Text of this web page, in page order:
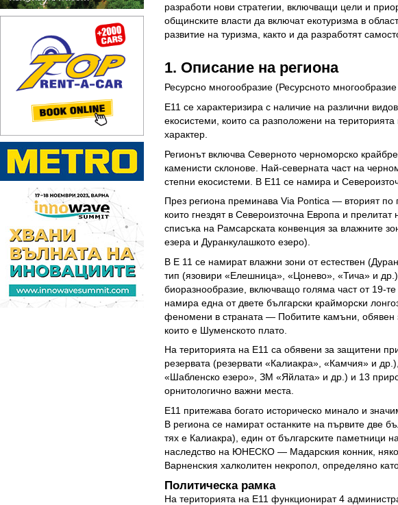
разработи нови стратегии, включващи цели и
общинските власти да включат екотуризма в
развитие на туризма, както и да разработят
1. Описание на региона
Ресурсно многообразие (Ресурсното
Е11 се характеризира с наличие на различни
екосистеми, които са разположени на
характер.
Регионът включва Северното черноморско
каменисти склонове. Най-северната част на
степни екосистеми. В Е11 се намира и
През региона преминава Via Pontica — вторият
които гнездят в Североизточна Европа и
списъка на Рамсарската конвенция за влажните
езера и Дуранкулашкото езеро).
В Е 11 се намират влажни зони от естествен
тип (язовири «Елешница», «Цонево», «Тича» и др.);
биоразнообразие, включващо голяма част от 19-
намира една от двете български крайморски
феномени в страната — Побитите камъни, обявен
които е Шуменското плато.
На територията на Е11 са обявени за защитени
резервата (резервати «Калиакра», «Камчия» и
«Шабленско езеро», ЗМ «Яйлата» и др.) и 13
орнитологично важни места.
Е11 притежава богато историческо минало и
В региона се намират останките на първите две
тях е Калиакра), един от българските паметници
наследство на ЮНЕСКО — Мадарския конник,
Варненския халколитен некропол, определяно
Политическа рамка
На територията на Е11 функционират 4